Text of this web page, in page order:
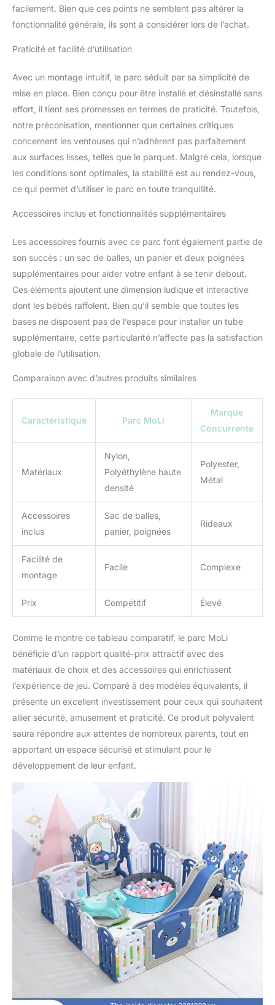
facilement. Bien que ces points ne semblent pas altérer la
fonctionnalité générale, ils sont à considérer lors de l’achat.
Praticité et facilité d’utilisation
Avec un montage intuitif, le parc séduit par sa simplicité de
mise en place. Bien conçu pour être installé et désinstallé sans
effort, il tient ses promesses en termes de praticité. Toutefois,
notre préconisation, mentionner que certaines critiques
concernent les ventouses qui n’adhèrent pas parfaitement
aux surfaces lisses, telles que le parquet. Malgré cela, lorsque
les conditions sont optimales, la stabilité est au rendez-vous,
ce qui permet d’utiliser le parc en toute tranquillité.
Accessoires inclus et fonctionnalités supplémentaires
Les accessoires fournis avec ce parc font également partie de
son succès : un sac de balles, un panier et deux poignées
supplémentaires pour aider votre enfant à se tenir debout.
Ces éléments ajoutent une dimension ludique et interactive
dont les bébés raffolent. Bien qu’il semble que toutes les
bases ne disposent pas de l’espace pour installer un tube
supplémentaire, cette particularité n’affecte pas la satisfaction
globale de l’utilisation.
Comparaison avec d’autres produits similaires
Caractéristique Parc MoLi
Marque
Concurrente
Matériaux
Nylon,
Polyéthylène haute
densité
Polyester,
Métal
Accessoires
inclus
Sac de balles,
panier, poignées
Rideaux
Facilité de
montage
Facile Complexe
Prix Compétitif Élevé
Comme le montre ce tableau comparatif, le parc MoLi
bénéficie d’un rapport qualité-prix attractif avec des
matériaux de choix et des accessoires qui enrichissent
l’expérience de jeu. Comparé à des modèles équivalents, il
présente un excellent investissement pour ceux qui souhaitent
allier sécurité, amusement et praticité. Ce produit polyvalent
saura répondre aux attentes de nombreux parents, tout en
apportant un espace sécurisé et stimulant pour le
développement de leur enfant.